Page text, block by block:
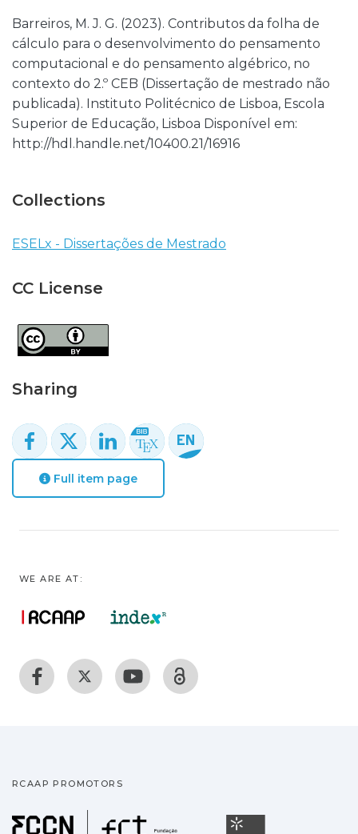
Barreiros, M. J. G. (2023). Contributos da folha de
cálculo para o desenvolvimento do pensamento
computacional e do pensamento algébrico, no
contexto do 2.º CEB (Dissertação de mestrado não
publicada). Instituto Politécnico de Lisboa, Escola
Superior de Educação, Lisboa Disponível em:
http://hdl.handle.net/10400.21/16916
Collections
ESELx - Dissertações de Mestrado
CC License
Sharing
Full item page
WE ARE AT:
RCAAP PROMOTORS
Fundação para a